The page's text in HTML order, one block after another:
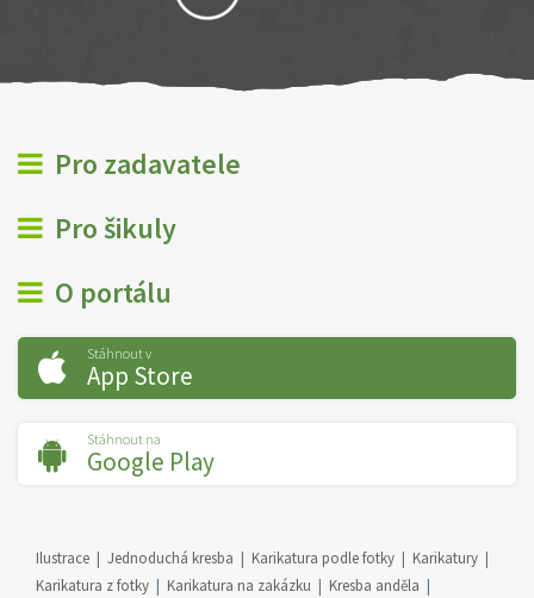
Pro zadavatele
Pro šikuly
O portálu
Stáhnout v
App Store
Stáhnout na
Google Play
Ilustrace Jednoduchá kresba Karikatura podle fotky
Karikatury
Karikatura z fotky
Karikatura na zakázku
Kresba anděla